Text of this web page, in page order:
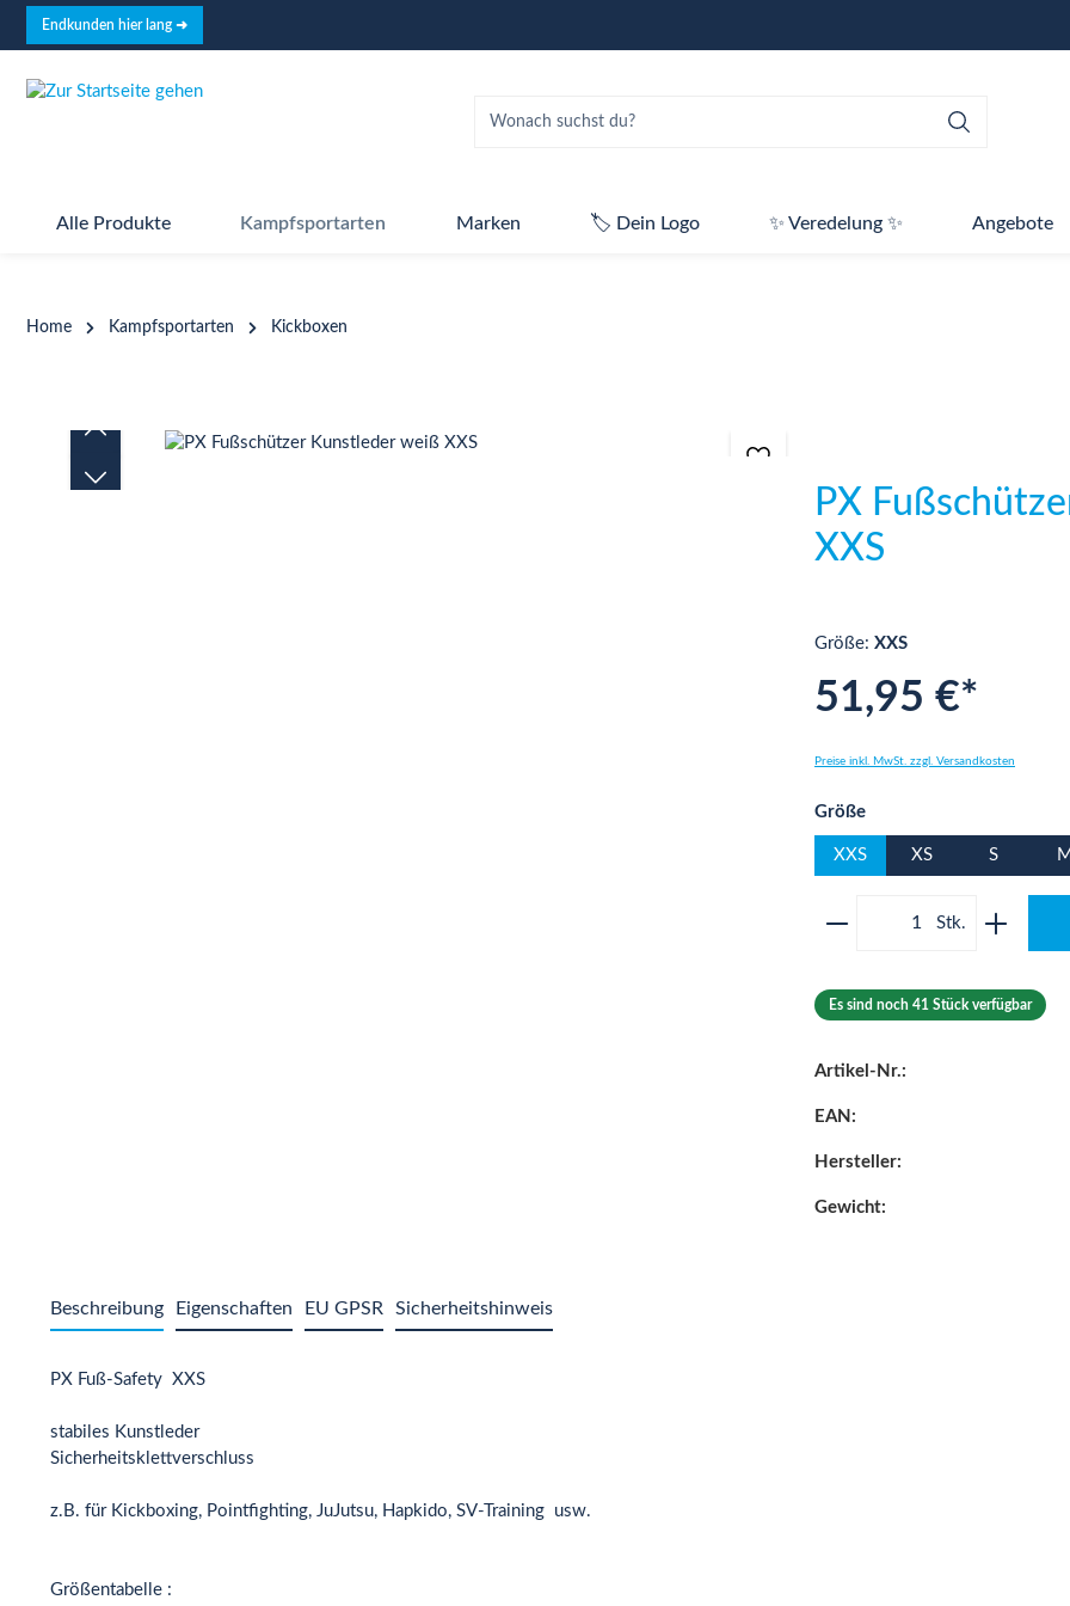
Zur Hauptnavigation springen
Endkunden hier lang ➜
Alle Produkte Kampfsportarten Marken 🏷️ Dein Logo ✨ Veredelung ✨ Angebote
Home Kampfsportarten Kickboxen
Bildergalerie überspringen
PX
XXS
Größe: XXS
51,95 €*
Preise inkl. MwSt. zzgl. Versandkosten
Größeauswählen
XXS XS S M
Produkt Anzahl:
Es sind noch 41 Stück verfügbar
Artikel-Nr.:
EAN:
Hersteller:
Gewicht:
Beschreibung Eigenschaften EU GPSR Sicherheitshinweis
PX Fuß-Safety XXS
stabiles Kunstleder
Sicherheitsklettverschluss
z.B. für Kickboxing, Pointfighting, JuJutsu, Hapkido, SV-Training usw.
Größentabelle :